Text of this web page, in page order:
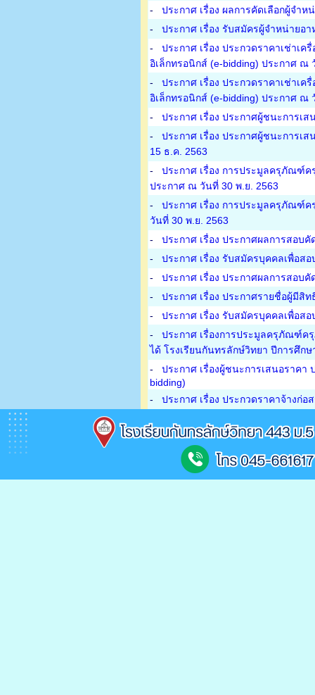
-
ประกาศ เรื่อง ผลการคัดเลือกผู้จำ
-
ประกาศ เรื่อง รับสมัครผู้จำหน่ายอ
-
ประกาศ เรื่อง ประกวดราคาเช่าเ
อิเล็กทรอนิกส์ (e-bidding) ประกาศ ณ
-
ประกาศ เรื่อง ประกวดราคาเช่าเ
อิเล็กทรอนิกส์ (e-bidding) ประกาศ ณ
-
ประกาศ เรื่อง ประกาศผู้ชนะการ
-
ประกาศ เรื่อง ประกาศผู้ชนะการ
15 ธ.ค. 2563
-
ประกาศ เรื่อง การประมูลครุภัณฑ์
ประกาศ ณ วันที่ 30 พ.ย. 2563
-
ประกาศ เรื่อง การประมูลครุภัณฑ์
วันที่ 30 พ.ย. 2563
-
ประกาศ เรื่อง ประกาศผลการสอบ
-
ประกาศ เรื่อง รับสมัครบุคคลเพื่อส
-
ประกาศ เรื่อง ประกาศผลการสอบ
-
ประกาศ เรื่อง ประกาศรายชื่อผู้มีสิ
-
ประกาศ เรื่อง รับสมัครบุคคลเพื่อส
-
ประกาศ เรื่องการประมูลครุภัณฑ์ค
ได้ โรงเรียนกันทรลักษ์วิทยา ปีการศึกษ
-
ประกาศ เรื่องผู้ชนะการเสนอราคา
bidding)
-
ประกาศ เรื่อง ประกวดราคาจ้างก่